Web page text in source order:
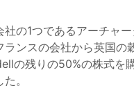
の1つであるアーチャー
ランスの会社から英国の
の残りの50%の株式を
。